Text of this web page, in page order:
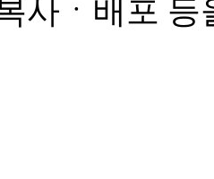
사ㆍ배포 등